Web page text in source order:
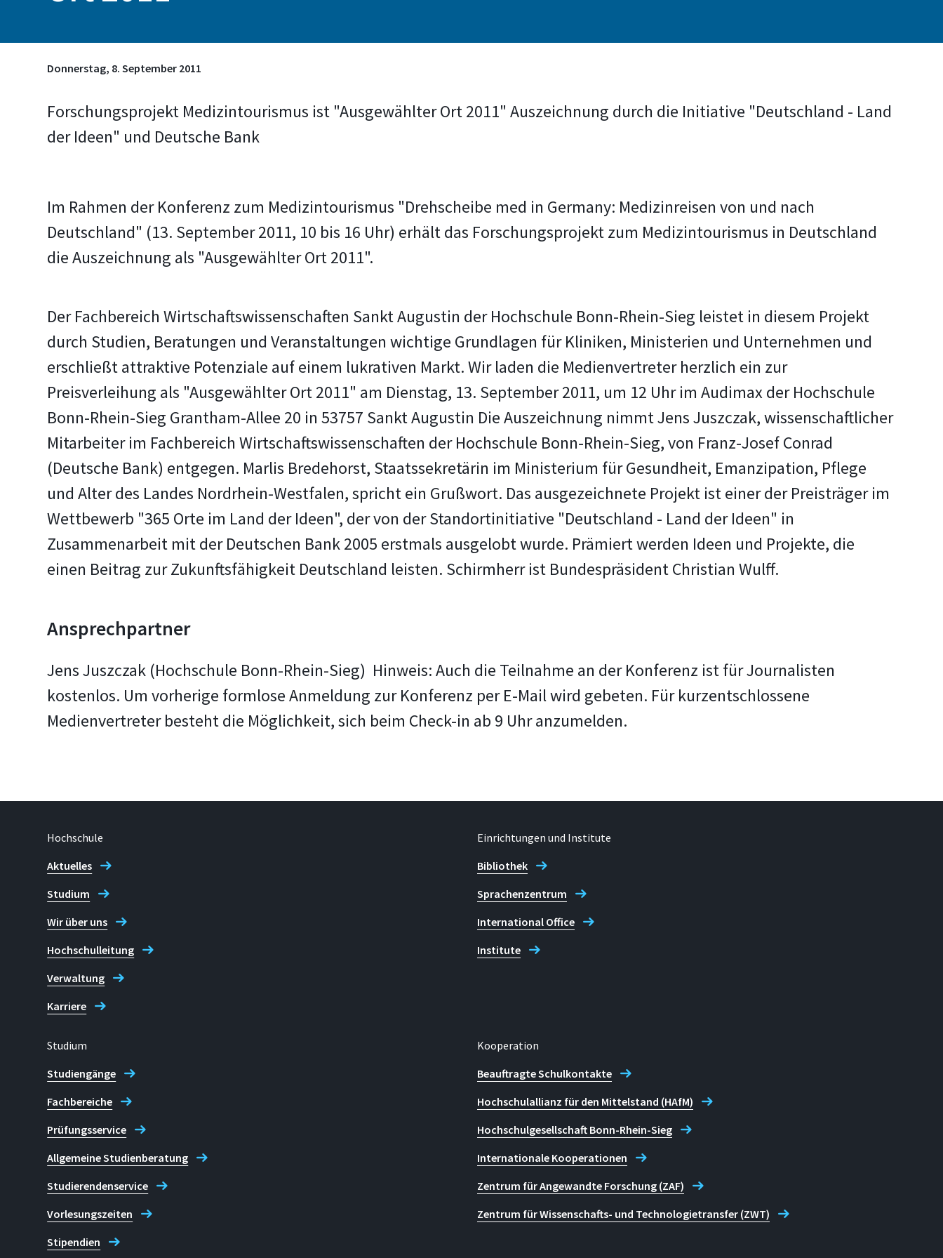
Donnerstag, 8. September 2011
Forschungsprojekt Medizintourismus ist "Ausgewählter Ort 2011" Auszeichnung durch die Initiative "Deutschland - Land
der Ideen" und Deutsche Bank
Im Rahmen der Konferenz zum Medizintourismus "Drehscheibe med in Germany: Medizinreisen von und nach
Deutschland" (13. September 2011, 10 bis 16 Uhr) erhält das Forschungsprojekt zum Medizintourismus in Deutschland
die Auszeichnung als "Ausgewählter Ort 2011".
Der Fachbereich Wirtschaftswissenschaften Sankt Augustin der Hochschule Bonn-Rhein-Sieg leistet in diesem Projekt
durch Studien, Beratungen und Veranstaltungen wichtige Grundlagen für Kliniken, Ministerien und Unternehmen und
erschließt attraktive Potenziale auf einem lukrativen Markt. Wir laden die Medienvertreter herzlich ein zur
Preisverleihung als "Ausgewählter Ort 2011" am Dienstag, 13. September 2011, um 12 Uhr im Audimax der Hochschule
Bonn-Rhein-Sieg Grantham-Allee 20 in 53757 Sankt Augustin Die Auszeichnung nimmt Jens Juszczak, wissenschaftlicher
Mitarbeiter im Fachbereich Wirtschaftswissenschaften der Hochschule Bonn-Rhein-Sieg, von Franz-Josef Conrad
(Deutsche Bank) entgegen. Marlis Bredehorst, Staatssekretärin im Ministerium für Gesundheit, Emanzipation, Pflege
und Alter des Landes Nordrhein-Westfalen, spricht ein Grußwort. Das ausgezeichnete Projekt ist einer der Preisträger im
Wettbewerb "365 Orte im Land der Ideen", der von der Standortinitiative "Deutschland - Land der Ideen" in
Zusammenarbeit mit der Deutschen Bank 2005 erstmals ausgelobt wurde. Prämiert werden Ideen und Projekte, die
einen Beitrag zur Zukunftsfähigkeit Deutschland leisten. Schirmherr ist Bundespräsident Christian Wulff.
Ansprechpartner
Jens Juszczak (Hochschule Bonn-Rhein-Sieg) Hinweis: Auch die Teilnahme an der Konferenz ist für Journalisten
kostenlos. Um vorherige formlose Anmeldung zur Konferenz per E-Mail wird gebeten. Für kurzentschlossene
Medienvertreter besteht die Möglichkeit, sich beim Check-in ab 9 Uhr anzumelden.
Hochschule
Aktuelles
Studium
Wir über uns
Hochschulleitung
Verwaltung
Karriere
Einrichtungen und Institute
Bibliothek
Sprachenzentrum
International Office
Institute
Studium
Studiengänge
Fachbereiche
Prüfungsservice
Allgemeine Studienberatung
Studierendenservice
Vorlesungszeiten
Stipendien
Kooperation
Beauftragte Schulkontakte
Hochschulallianz für den Mittelstand (HAfM)
Hochschulgesellschaft Bonn-Rhein-Sieg
Internationale Kooperationen
Zentrum für Angewandte Forschung (ZAF)
Zentrum für Wissenschafts- und Technologietransfer (ZWT)